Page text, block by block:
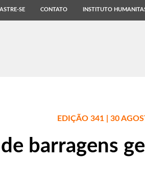
SE CONTATO INSTITUTO
EDIÇÃO 341 | 30
barragens